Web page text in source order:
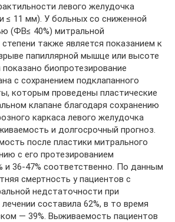
левого желудочка
≤ 11 мм). У больных со сниженной
(ФВ≤ 40%) митральной
также является показанием к
папиллярной мышце или высоте
биопротезирование
с сохранением подклапанного
которым проведены пластические
клапане благодаря сохранению
каркаса левого желудочка
и долгосрочный прогноз.
после пластики митрального
с его протезированием
и 36-47% соответственно. По данным
смертность у пациентов с
недстаточности при
составила 62%, в то время
— 39%. Выживаемость пациентов